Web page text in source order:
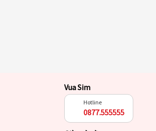
Vua Sim
Hotline
0877.555555